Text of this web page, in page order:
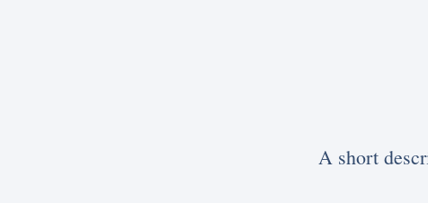
A short